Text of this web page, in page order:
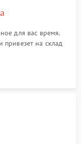
для вас время.
на склад